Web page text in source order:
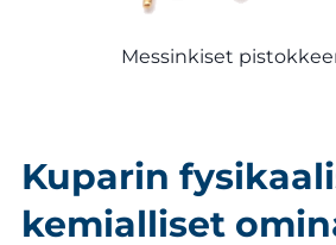
Messinkiset
Kuparin
kemialliset